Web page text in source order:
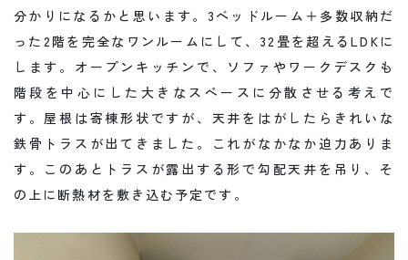
分かりになるかと思います。3ベッドルーム＋多数収納だ
った2階を完全なワンルームにして、32畳を超えるLDKに
します。オープンキッチンで、ソファやワークデスクも
階段を中心にした大きなスペースに分散させる考えで
す。屋根は寄棟形状ですが、天井をはがしたらきれいな
鉄骨トラスが出てきました。これがなかなか迫力ありま
す。このあとトラスが露出する形で勾配天井を吊り、そ
の上に断熱材を敷き込む予定です。